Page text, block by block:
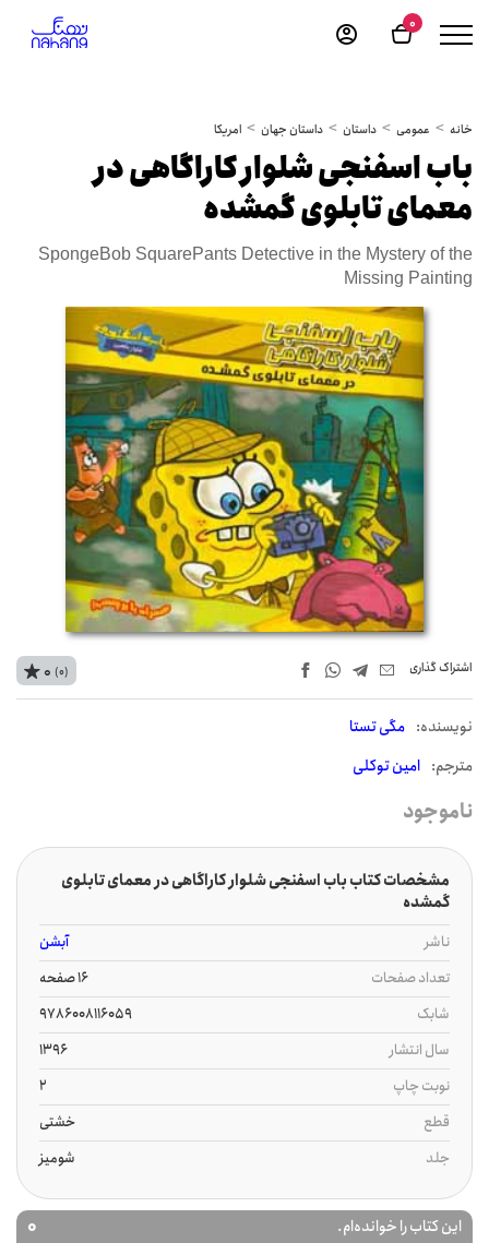
0
خانه عمومی داستان داستان جهان امریکا
باب اسفنجی شلوار کاراگاهی در
معمای تابلوی گمشده
SpongeBob SquarePants Detective in the Mystery of the
Missing Painting
اشتراک‌ گذاری
نويسنده: مگی تستا
مترجم: امین توکلی
0 (0)
ناموجود
مشخصات کتاب باب اسفنجی شلوار کاراگاهی در معمای تابلوی
گمشده
ناشر
آبشن
تعداد صفحات
16 صفحه
شابک
9786008116059
سال انتشار
1396
نوبت چاپ
2
قطع
خشتی
جلد
شومیز
این کتاب را خوانده‌ام. 0